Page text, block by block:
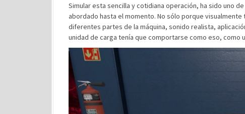
Simular esta sencilla y cotidiana operación, ha sido uno
abordado hasta el momento. No sólo porque
diferentes partes de la máquina, sonido realista,
unidad de carga tenía que comportarse como eso, como